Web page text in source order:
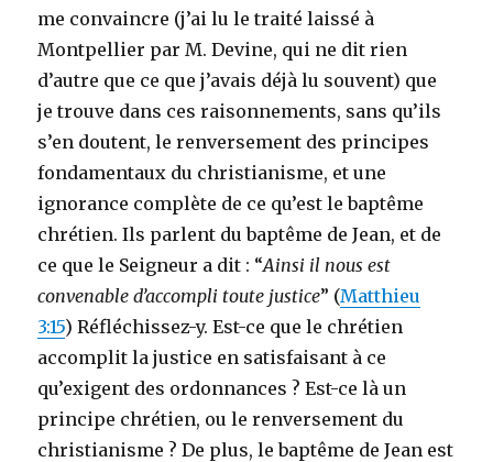
me convaincre (j’ai lu le traité laissé à
Montpellier par M. Devine, qui ne dit rien
d’autre que ce que j’avais déjà lu souvent) que
je trouve dans ces raisonnements, sans qu’ils
s’en doutent, le renversement des principes
fondamentaux du christianisme, et une
ignorance complète de ce qu’est le baptême
chrétien. Ils parlent du baptême de Jean, et de
ce que le Seigneur a dit : “Ainsi il nous est
convenable d’accompli toute justice” (Matthieu
3:15) Réfléchissez-y. Est-ce que le chrétien
accomplit la justice en satisfaisant à ce
qu’exigent des ordonnances ? Est-ce là un
principe chrétien, ou le renversement du
christianisme ? De plus, le baptême de Jean est